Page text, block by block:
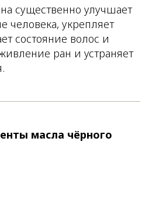
существенно улучшает
человека, укрепляет
состояние волос и
ран и устраняет
масла чёрного